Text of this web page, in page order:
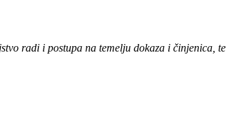
radi i postupa na temelju dokaza i činjenica, te